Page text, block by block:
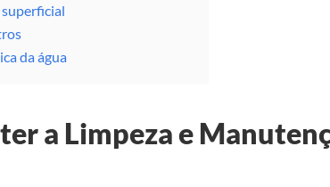
da água
a Limpeza e